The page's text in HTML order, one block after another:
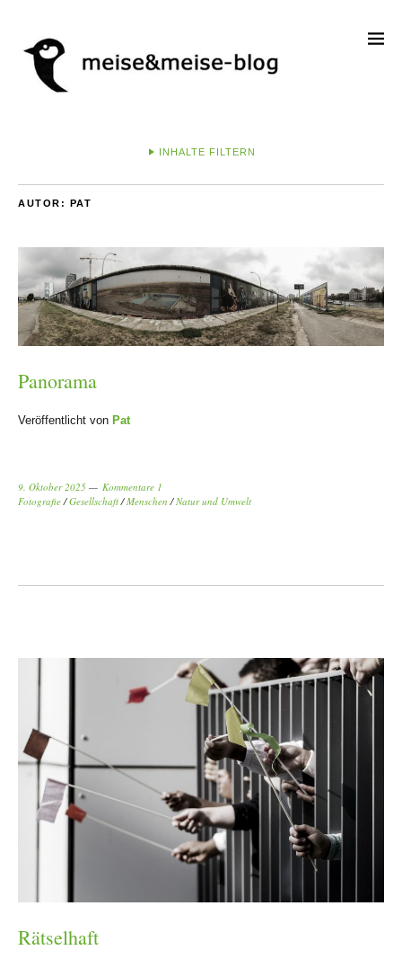
INHALTE FILTERN
AUTOR: PAT
Panorama
Veröffentlicht von Pat
9. Oktober 2025
Kommentare 1
Fotografie /Gesellschaft /Menschen /Natur und Umwelt
Rätselhaft